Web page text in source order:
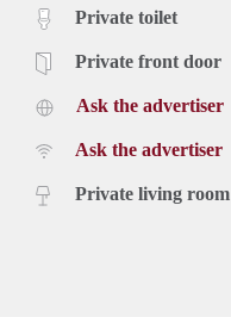
Private toilet
Private front door
Ask the advertiser
Ask the advertiser
Private living room